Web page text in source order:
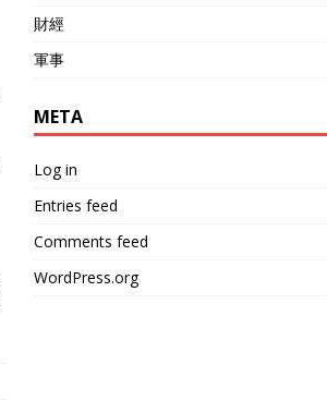
財經
軍事
META
Log in
Entries feed
Comments feed
WordPress.org